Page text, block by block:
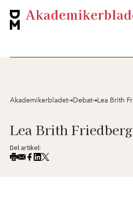
Akademikerbladet Debat Lea Brith
Lea Brith Friedberg
Del artikel: